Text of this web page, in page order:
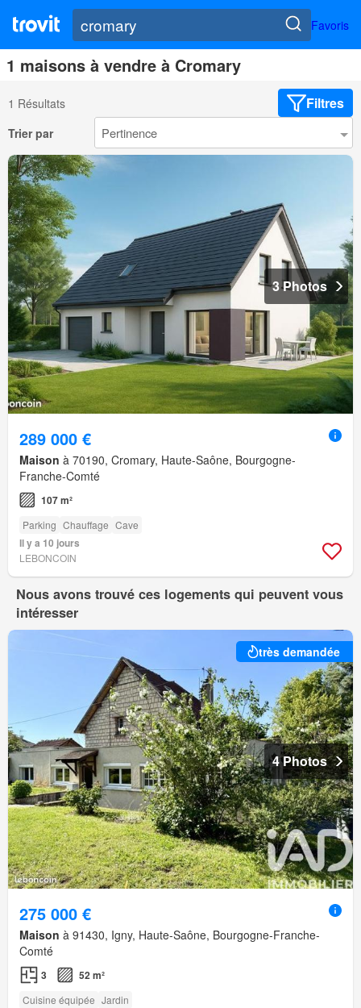
Favoris
1 maisons à vendre à Cromary
1 Résultats Filtres
Trier par
3 Photos
289 000 €
Maison à 70190, Cromary, Haute-Saône, Bourgogne-
Franche-Comté
107 m²
Parking Chauffage Cave
Il y a 10 jours
LEBONCOIN
Nous avons trouvé ces logements qui peuvent vous
intéresser
très demandée
4 Photos
275 000 €
Maison à 91430, Igny, Haute-Saône, Bourgogne-Franche-
Comté
3 52 m²
Cuisine équipée Jardin